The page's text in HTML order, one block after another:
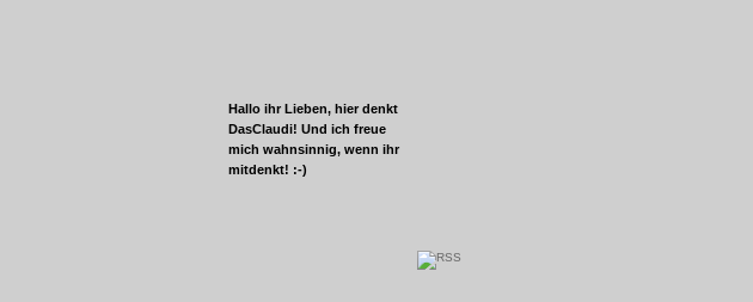
Hallo ihr Lieben, hier denkt
DasClaudi! Und ich freue
mich wahnsinnig, wenn ihr
mitdenkt! :-)